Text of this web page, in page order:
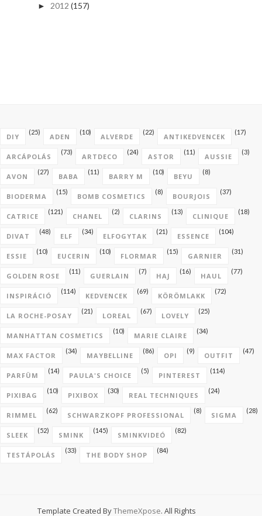
► 2012 (157)
DIY
(25)
ADEN
(10)
ALVERDE
(22)
ANTIKEDVENCEK
(17)
ARCÁPOLÁS
(73)
ARTDECO
(24)
ASTOR
(11)
AUSSIE
(3)
AVON
(27)
BABA
(11)
BARRY M
(10)
BEYU
(8)
BIODERMA
(15)
BOMB COSMETICS
(8)
BOURJOIS
(37)
CATRICE
(121)
CHANEL
(2)
CLARINS
(13)
CLINIQUE
(18)
DIVAT
(48)
ELF
(34)
ELFOGYTAK
(21)
ESSENCE
(104)
ESSIE
(10)
EUCERIN
(10)
FLORMAR
(15)
GARNIER
(31)
GOLDEN ROSE
(11)
GUERLAIN
(7)
HAJ
(16)
HAUL
(77)
INSPIRÁCIÓ
(114)
KEDVENCEK
(69)
KÖRÖMLAKK
(72)
LA ROCHE-POSAY
(21)
LOREAL
(67)
LOVELY
(25)
MANHATTAN COSMETICS
(10)
MARIE CLAIRE
(34)
MAX FACTOR
(34)
MAYBELLINE
(86)
OPI
(9)
OUTFIT
(47)
PARFÜM
(14)
PAULA'S CHOICE
(5)
PINTEREST
(114)
PIXIBAG
(10)
PIXIBOX
(30)
REAL TECHNIQUES
(24)
RIMMEL
(62)
SCHWARZKOPF PROFESSIONAL
(8)
SIGMA
(28)
SLEEK
(52)
SMINK
(145)
SMINKVIDEÓ
(82)
TESTÁPOLÁS
(33)
THE BODY SHOP
(84)
Template Created ByThemeXpose. All Rights